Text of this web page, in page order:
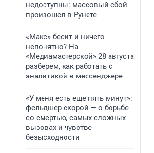
недоступны: массовый сбой
произошел в Рунете
«Макс» бесит и ничего
непонятно? На
«Медиамастерской» 28 августа
разберем, как работать с
аналитикой в мессенджере
«У меня есть еще пять минут»:
фельдшер скорой — о борьбе
со смертью, самых сложных
вызовах и чувстве
безысходности